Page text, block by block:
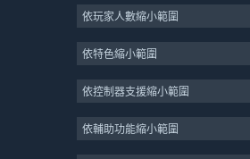
獨立
休閒
模擬
依玩家人數縮小範圍
依特色縮小範圍
依控制器支援縮小範圍
依輔助功能縮小範圍